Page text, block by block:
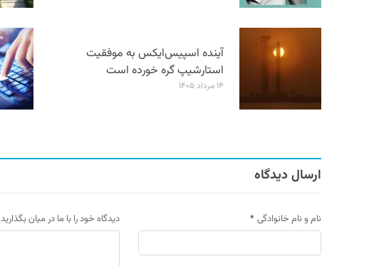
آینده اسپیس‌ایکس به موفقیت
استارشیپ گره خورده است
۱۴ مرداد ۱۴۰۵
ارسال دیدگاه
نام و نام خانوادگی * دیدگاه خود را با ما در میان بگذارید